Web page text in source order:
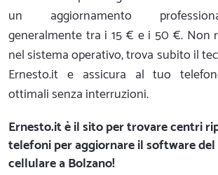
un aggiornamento
generalmente tra i 15 € e i 50 €. Non
nel sistema operativo, trova subito il
Ernesto.it e assicura al tuo
ottimali senza interruzioni.
Ernesto.itè il sito per trovare centri
telefoni per aggiornare il software
cellulare a Bolzano!